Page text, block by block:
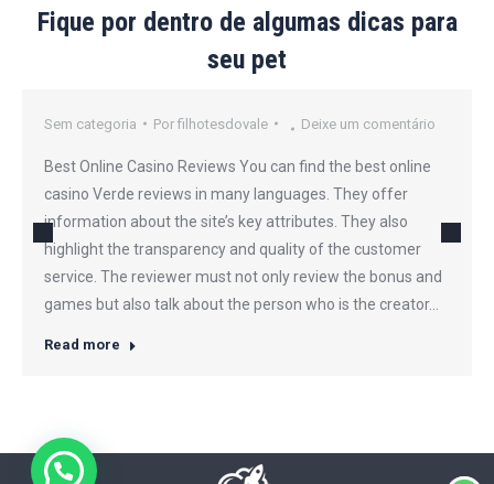
Fique por dentro de algumas dicas para
seu pet
Sem categoria Por filhotesdovale Deixe um comentário
Best Online Casino Reviews You can find the best online
casino Verde reviews in many languages. They offer
information about the site’s key attributes. They also
highlight the transparency and quality of the customer
service. The reviewer must not only review the bonus and
games but also talk about the person who is the creator…
Read more